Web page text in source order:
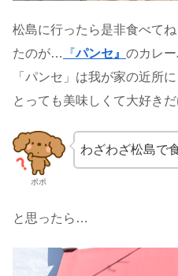
松島に行ったら是非食べて
たのが…
『パンセ』 のカレー
「パンセ」は我が家の近所
とっても美味しくて大好きだ
ポポ
わざわざ松島で
と思ったら…